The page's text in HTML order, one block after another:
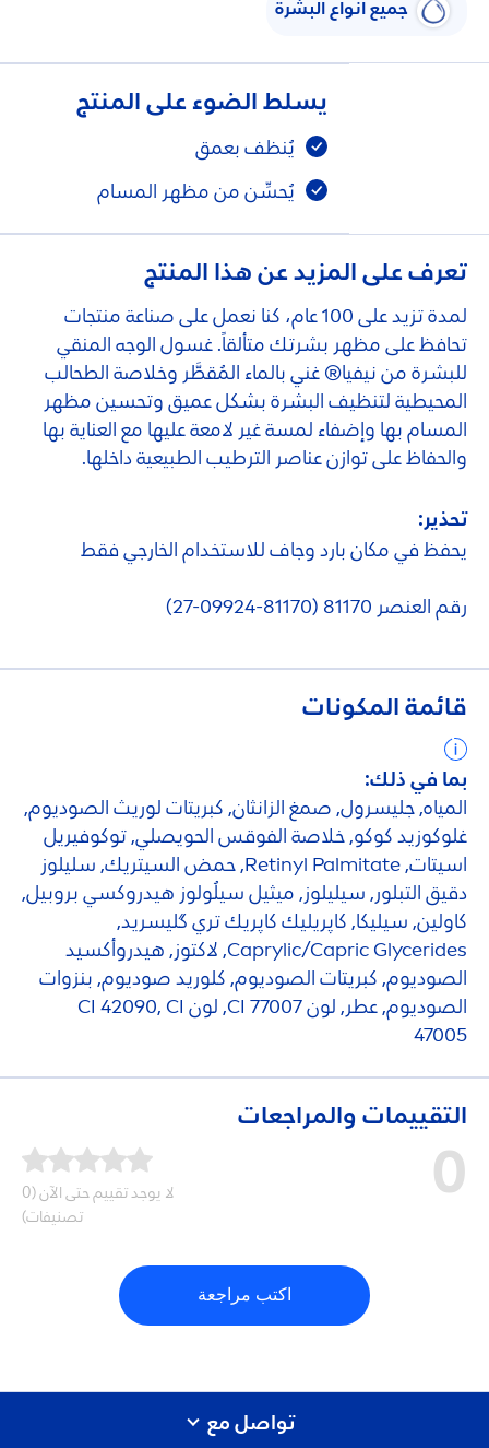
جميع أنواع البشرة
يسلط الضوء على المنتج
يُنظف بعمق
يُحسِّن من مظهر المسام
تعرف على المزيد عن هذا المنتج
لمدة تزيد على 100 عام، كنا نعمل على صناعة منتجات
تحافظ على مظهر بشرتك متألقاً. غسول الوجه المنقي
للبشرة من نيفيا® غني بالماء المُقطَّر وخلاصة الطحالب
المحيطية لتنظيف البشرة بشكل عميق وتحسين مظهر
المسام بها وإضفاء لمسة غير لامعة عليها مع العناية بها
والحفاظ على توازن عناصر الترطيب الطبيعية داخلها.
تحذير:
يحفظ في مكان بارد وجاف للاستخدام الخارجي فقط
رقم العنصر 81170 (81170-09924-27)
قائمة المكونات
بما في ذلك:
المياه, جليسرول, صمغ الزانثان, كبريتات لوريث الصوديوم,
غلوكوزيد كوكو, خلاصة الفوقس الحويصلي, توكوفيريل
اسيتات, Retinyl Palmitate, حمض السيتريك, سليلوز
دقيق التبلور, سيليلوز, ميثيل سيلُولوز هيدروكسي بروبيل,
كاولين, سيليكا, كاپريليك كاپريك تري گليسريد,
Caprylic/Capric Glycerides, لاكتوز, هيدروأكسيد
الصوديوم, كبريتات الصوديوم, كلوريد صوديوم, بنزوات
الصوديوم, عطر, لون CI 77007, لون CI 42090, CI
47005
التقييمات والمراجعات
0
لا يوجد تقييم حتى الآن (0
تصنيفات)
اكتب مراجعة
تواصل مع